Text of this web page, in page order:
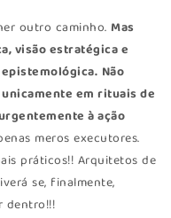
outro caminho. Mas
visão estratégica e
Não
em rituais de
à ação
meros executores.
práticos!! Arquitetos de
se, finalmente,
dentro!!!